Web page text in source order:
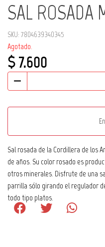
SAL ROSADA
SKU: 7804639340345
Agotado.
$ 7.600
Sal rosada de la Cordillera de los
de años. Su color rosado es
otros minerales. Disfrute de una
parrilla sólo girando el regulador
todo tipo platos.